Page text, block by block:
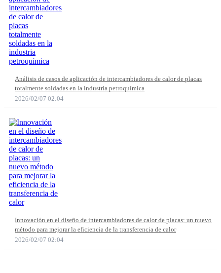
Análisis de casos de aplicación de intercambiadores de calor de placas
totalmente soldadas en la industria petroquímica
2026/02/07 02:04
Innovación en el diseño de intercambiadores de calor de placas: un nuevo
método para mejorar la eficiencia de la transferencia de calor
2026/02/07 02:04